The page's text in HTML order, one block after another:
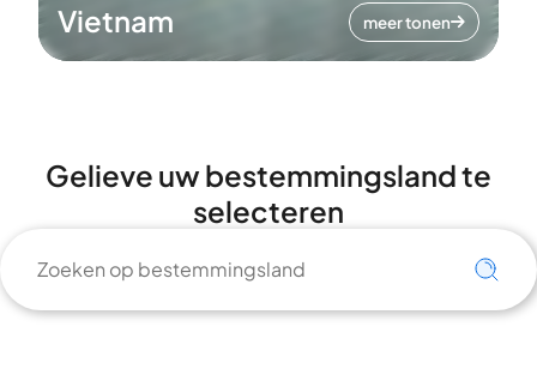
Vietnam meer tonen
Gelieve uw bestemmingsland te
selecteren